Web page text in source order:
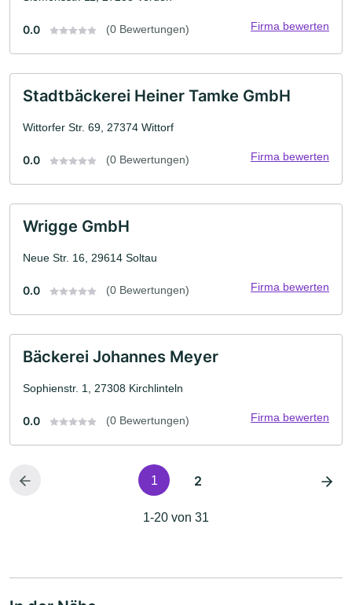
0.0 (0 Bewertungen) Firma bewerten
Stadtbäckerei Heiner Tamke GmbH
Wittorfer Str. 69, 27374 Wittorf
0.0 (0 Bewertungen) Firma bewerten
Wrigge GmbH
Neue Str. 16, 29614 Soltau
0.0 (0 Bewertungen) Firma bewerten
Bäckerei Johannes Meyer
Sophienstr. 1, 27308 Kirchlinteln
0.0 (0 Bewertungen) Firma bewerten
1 2
1-20 von 31